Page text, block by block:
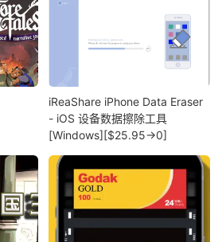
iReaShare iPhone Data Eraser
- iOS 设备数据擦除工具
[Windows][$25.95→0]